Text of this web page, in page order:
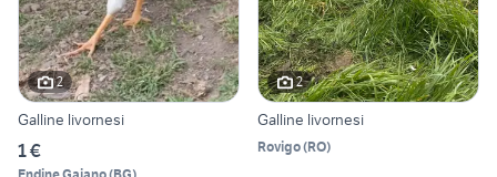
2
Galline livornesi
1 €
2
Galline livornesi
Rovigo(RO)